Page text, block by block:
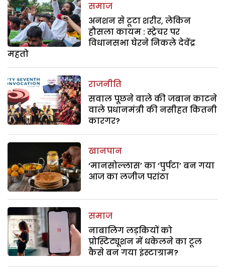
समाज
अनशन से टूटा शरीर, लेकिन
हौसला कायम : स्ट्रेचर पर
विधानसभा घेरने निकले देवेंद्र
महतो
राजनीति
सवाल पूछने वाले की जबान काटने
वाले प्रधानमंत्री की नसीहत कितनी
कारगर?
खानपान
‘मानसोल्लास’ का ‘पुर्पटा’ बन गया
आज का लजीज परांठा
समाज
नाबालिग लड़कियों को
प्रोस्टिट्यूशन में धकेलने का टूल
कैसे बन गया इंस्टाग्राम?